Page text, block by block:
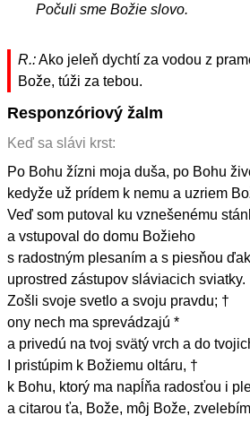
Počuli sme Božie slovo.
R.:Ako jeleň dychtí za vodou z
Bože, túži za tebou.
Responzóriový žalm
Keď sa slávi krst:
Po Bohu žízni moja duša, po Bohu
kedyže už prídem k nemu a uzriem
Veď som putoval ku vznešenému
a vstupoval do domu Božieho
s radostným plesaním a s piesňou
uprostred zástupov sláviacich sviatky.
Zošli svoje svetlo a svoju pravdu; †
ony nech ma sprevádzajú *
a privedú na tvoj svätý vrch a do
I pristúpim k Božiemu oltáru, †
k Bohu, ktorý ma napĺňa radosťou i
a citarou ťa, Bože, môj Bože,